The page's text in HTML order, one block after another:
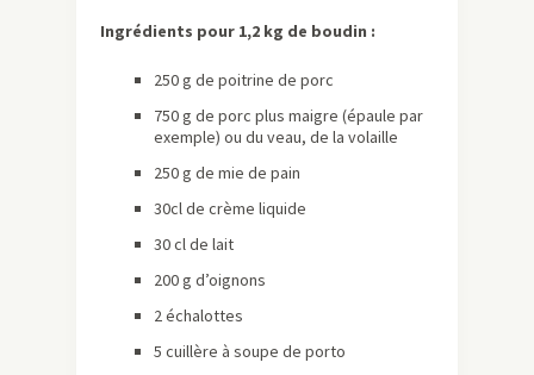
Ingrédients pour 1,2 kg de boudin :
250 g de poitrine de porc
750 g de porc plus maigre (épaule par
exemple) ou du veau, de la volaille
250 g de mie de pain
30cl de crème liquide
30 cl de lait
200 g d’oignons
2 échalottes
5 cuillère à soupe de porto